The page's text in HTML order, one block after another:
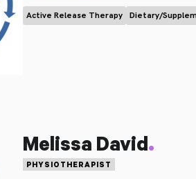
Active Release Therapy Dietary/
Melissa David.
PHYSIOTHERAPIST